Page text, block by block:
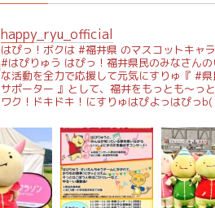
happy_ryu_official
はぴっ！ボクは #福井県 のマスコットキャ
#はぴりゅう はぴっ！福井県民のみなさんの
な活動を全力で応援して元気にすりゅ『 #
サポーター 』として、福井をもっとも～っ
ワク！ドキドキ！にすりゅはぴよっはぴっ